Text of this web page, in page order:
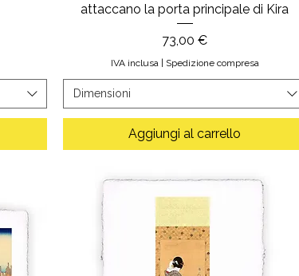
attaccano la porta principale di Kira
Prezzo
73,00 €
IVA inclusa | Spedizione compresa
Dimensioni
Aggiungi al carrello